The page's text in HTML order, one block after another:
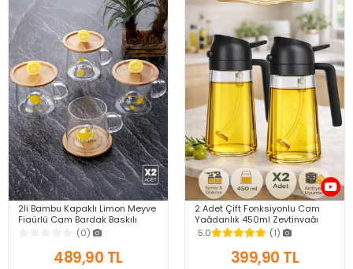
2li Bambu Kapaklı Limon Meyve
Figürlü Cam Bardak Baskılı
Meşrubat Kupası Çay Bardağı
(0)
489,90 TL
2 Adet Çift Fonksiyonlu Cam
Yağdanlık 450ml Zeytinyağı
Sıvıyağ Şişe Gri Airfryer Sprey
Yağlık Sirkelik
5.0 (1)
399,90 TL